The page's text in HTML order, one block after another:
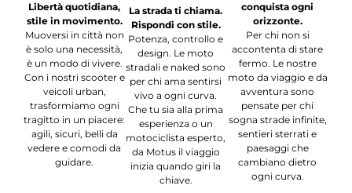
Libertà quotidiana,
stile in movimento.
Muoversi in città non
è solo una necessità,
è un modo di vivere.
Con i nostri scooter e
veicoli urban,
trasformiamo ogni
tragitto in un piacere:
agili, sicuri, belli da
vedere e comodi da
guidare.
La strada ti chiama.
Rispondi con stile.
Potenza, controllo e
design. Le moto
stradali e naked sono
per chi ama sentirsi
vivo a ogni curva.
Che tu sia alla prima
esperienza o un
motociclista esperto,
da Motus il viaggio
inizia quando giri la
chiave.
conquista ogni
orizzonte.
Per chi non si
accontenta di stare
fermo. Le nostre
moto da viaggio e da
avventura sono
pensate per chi
sogna strade infinite,
sentieri sterrati e
paesaggi che
cambiano dietro
ogni curva.